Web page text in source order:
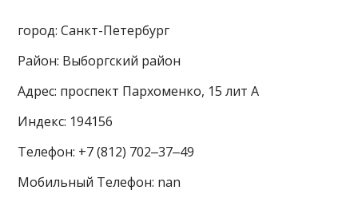
город: Санкт-Петербург
Район: Выборгский район
Адрес: проспект Пархоменко, 15 лит А
Индекс: 194156
Телефон: +7 (812) 702‒37‒49
Мобильный Телефон: nan